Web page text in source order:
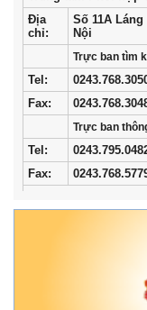
Địa
chỉ:
Số 11A
Nội
Trực ban tìm
Tel :
Fax:
Trực ban
Tel:
Fax: